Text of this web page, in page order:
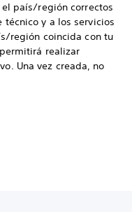
país/región correctos
y a los servicios
región coincida con tu
realizar
Una vez creada, no